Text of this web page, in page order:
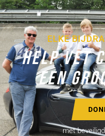
ELKE
HELP VET
EEN
met